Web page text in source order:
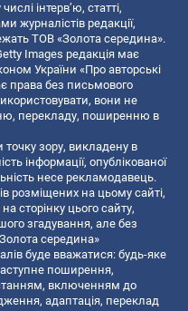
інтерв’ю, статті,
журналістів редакції,
ТОВ «Золота середина».
Images редакція має
України «Про авторські
права без письмового
вони не
перекладу, поширенню в
точку зору, викладену в
інформації, опублікованої
несе рекламодавець.
розміщених на цьому сайті,
сторінку цього сайту,
згадування, але без
середина»
буде вважатися: будь-яке
поширення,
включенням до
адаптація, переклад